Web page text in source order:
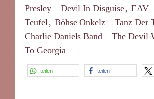
Presley – Devil In Disguise, EAV
Teufel, Böhse Onkelz – Tanz Der
Charlie Daniels Band – The Devil
To Georgia
teilen teilen